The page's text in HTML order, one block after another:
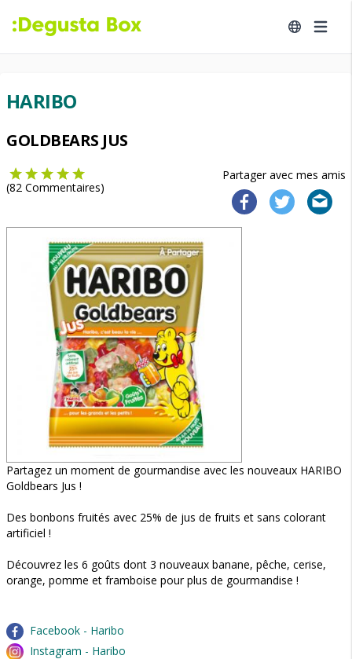
HARIBO
GOLDBEARS JUS
Partager avec mes amis
(82 Commentaires)
Partagez un moment de gourmandise avec les nouveaux HARIBO
Goldbears Jus !
Des bonbons fruités avec 25% de jus de fruits et sans colorant
artificiel !
Découvrez les 6 goûts dont 3 nouveaux banane, pêche, cerise,
orange, pomme et framboise pour plus de gourmandise !
Facebook - Haribo
Instagram - Haribo